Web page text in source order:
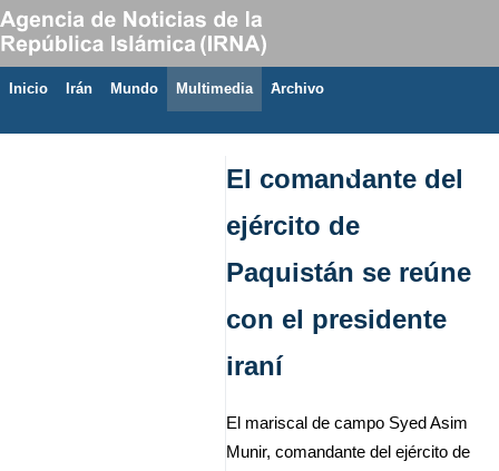
Inicio Irán Mundo Multimedia َArchivo
El comandante del
ejército de
Paquistán se reúne
con el presidente
iraní
El mariscal de campo Syed Asim
Munir, comandante del ejército de